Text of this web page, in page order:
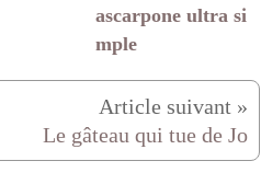
ascarpone ultra si
mple
Le gâteau qui tue de Jo